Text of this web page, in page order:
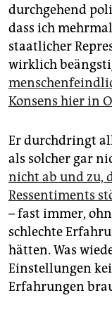
abo
genossenschaft
epaper login
durchgehend
dass ich
staatlicher
wirklich
Konsens hier in
Er durchdringt
als solcher gar
nicht ab und zu,
Ressentiments
– fast immer,
schlechte
hätten. Was
Einstellungen
Erfahrungen